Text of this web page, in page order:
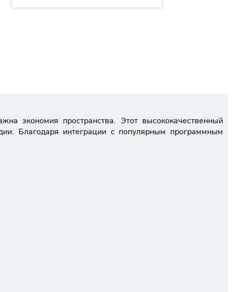
экономия пространства. Этот высококачественный
Благодаря интеграции с популярным программным